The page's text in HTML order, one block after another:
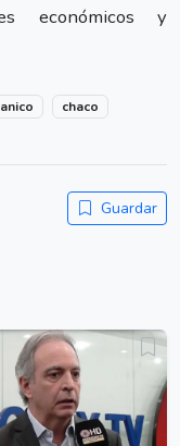
económicos y
chaco
Guardar